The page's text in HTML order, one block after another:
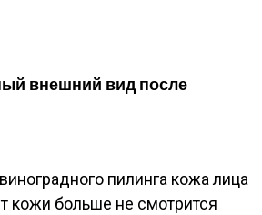
внешний вид после
пилинга кожа лица
кожи больше не смотрится